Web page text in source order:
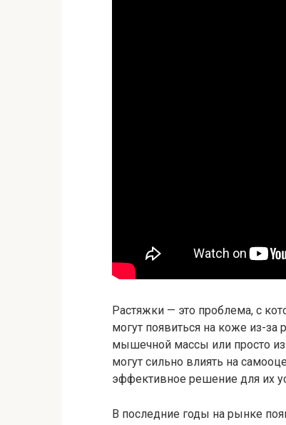
Растяжки — это проблема, с
могут появиться на коже из-за
мышечной массы или просто
могут сильно влиять на
эффективное решение для их
В последние годы на рынке